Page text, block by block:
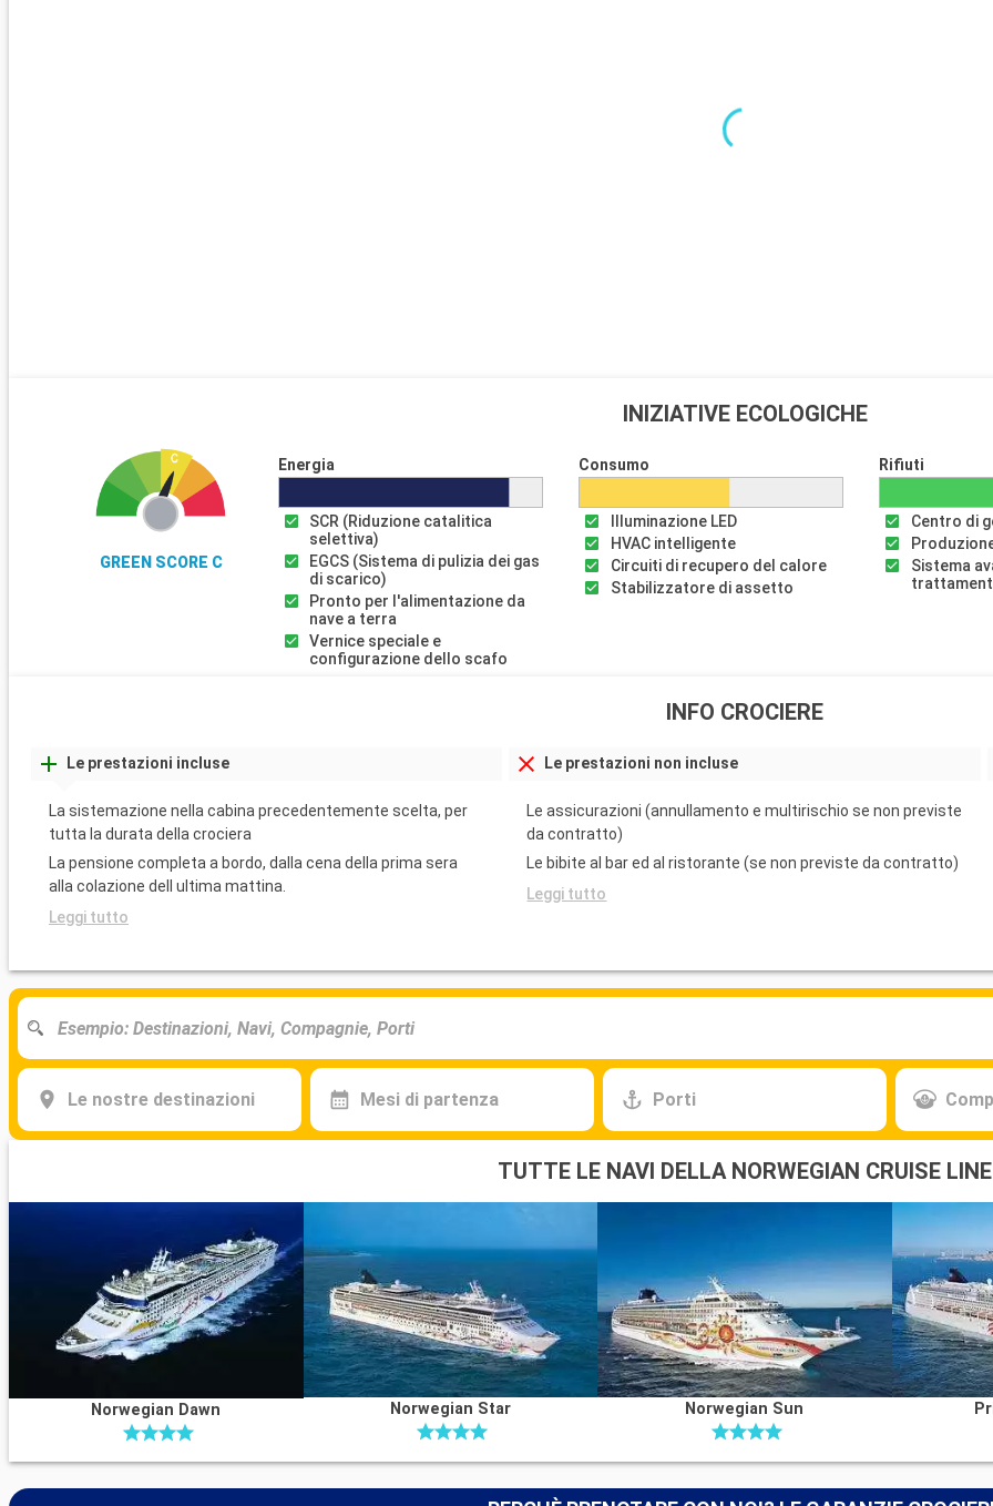
INIZIATIVE ECOLOGICHE
GREEN SCORE C
Energia
SCR (Riduzione catalitica
selettiva)
EGCS (Sistema di pulizia dei gas
di scarico)
Pronto per l'alimentazione da
nave a terra
Vernice speciale e
configurazione dello scafo
Consumo
Illuminazione LED
HVAC intelligente
Circuiti di recupero del calore
Stabilizzatore di assetto
Rifiuti
Centro di
Sistema
INFO CROCIERE
Le prestazioni incluse
La sistemazione nella cabina precedentemente scelta, per
tutta la durata della crociera
La pensione completa a bordo, dalla cena della prima sera
alla colazione dell ultima mattina.
Leggi tutto
Le prestazioni non incluse
Le assicurazioni (annullamento e multirischio se non previste
da contratto)
Le bibite al bar ed al ristorante (se non previste da contratto)
Leggi tutto
Le nostre destinazioni Mesi di partenza Porti
TUTTE LE NAVI DELLA NORWEGIAN CRUISE LINE
Norwegian Dawn Norwegian Star Norwegian Sun